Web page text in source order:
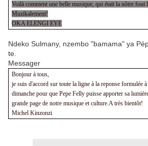
Voilà comment une belle musique, qui était la nôtre fout
Muzikalement!
OKA ELENGI EYE
Ndeko Sulmany, nzembo "bamama" ya
te.
Messager
Bonjour à tous,
je suis d'accord sur toute la ligne à la reponse formulée
dimanche pour que Pepe Felly puisse apporter sa
grande page de notre musique et culture.A très bientôt!
Michel Kinzonzi